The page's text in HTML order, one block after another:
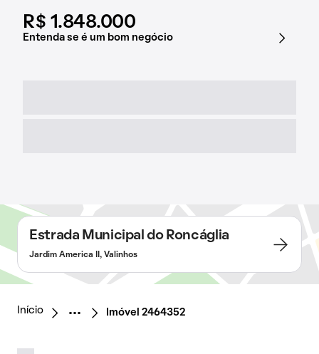
R$ 1.848.000
Entenda se é um bom negócio
Estrada Municipal do Roncáglia
Jardim America II, Valinhos
Início Imóvel 2464352